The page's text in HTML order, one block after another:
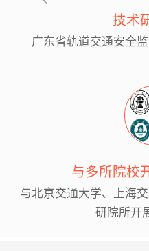
技术
广东省轨道交通安全
与多所院校
与北京交通大学、上海
研院所开